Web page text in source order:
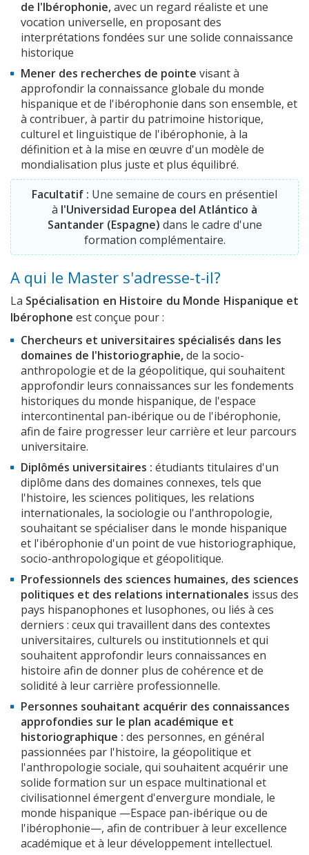
de l'Ibérophonie,avec un regard réaliste et une
vocation universelle, en proposant des
interprétations fondées sur une solide connaissance
historique
Mener des recherches de pointe visant à
approfondir la connaissance globale du monde
hispanique et de l'ibérophonie dans son ensemble, et
à contribuer, à partir du patrimoine historique,
culturel et linguistique de l'ibérophonie, à la
définition et à la mise en œuvre d'un modèle de
mondialisation plus juste et plus équilibré.
Facultatif : Une semaine de cours en présentiel
à l'Universidad Europea del Atlántico à
Santander (Espagne) dans le cadre d'une
formation complémentaire.
A qui le Master s'adresse-t-il?
La Spécialisation en Histoire du Monde Hispanique et
Ibérophone est conçue pour :
Chercheurs et universitaires spécialisés dans les
domaines de l'historiographie,de la socio-
anthropologie et de la géopolitique, qui souhaitent
approfondir leurs connaissances sur les fondements
historiques du monde hispanique, de l'espace
intercontinental pan-ibérique ou de l'ibérophonie,
afin de faire progresser leur carrière et leur parcours
universitaire.
Diplômés universitaires : étudiants titulaires d'un
diplôme dans des domaines connexes, tels que
l'histoire, les sciences politiques, les relations
internationales, la sociologie ou l'anthropologie,
souhaitant se spécialiser dans le monde hispanique
et l'ibérophonie d'un point de vue historiographique,
socio-anthropologique et géopolitique.
Professionnels des sciences humaines, des sciences
politiques et des relations internationales issus des
pays hispanophones et lusophones, ou liés à ces
derniers : ceux qui travaillent dans des contextes
universitaires, culturels ou institutionnels et qui
souhaitent approfondir leurs connaissances en
histoire afin de donner plus de cohérence et de
solidité à leur carrière professionnelle.
Personnes souhaitant acquérir des connaissances
approfondies sur le plan académique et
historiographique : des personnes, en général
passionnées par l'histoire, la géopolitique et
l'anthropologie sociale, qui souhaitent acquérir une
solide formation sur un espace multinational et
civilisationnel émergent d'envergure mondiale, le
monde hispanique —Espace pan-ibérique ou de
l'ibérophonie—, afin de contribuer à leur excellence
académique et à leur développement intellectuel.